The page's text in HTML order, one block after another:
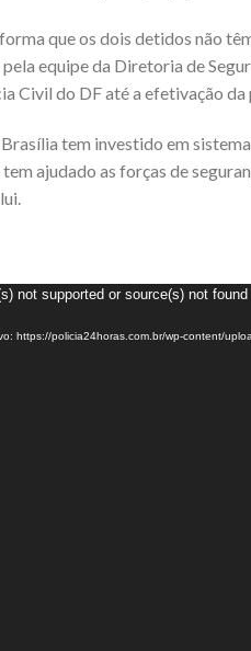
que os dois detidos não
equipe da Diretoria de
Civil do DF até a efetivação da
tem investido em
tem ajudado as forças de
not supported or source(s) not found
https://policia24horas.com.br/wp-content/